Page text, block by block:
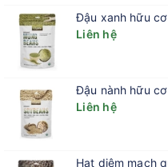
Đậu xanh hữu cơ
Liên hệ
Đậu nành hữu cơ
Liên hệ
Hạt diêm mạch